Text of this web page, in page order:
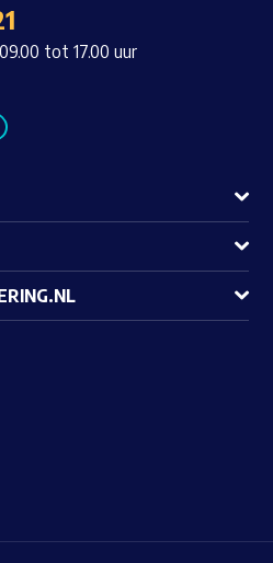
tot 17.00 uur